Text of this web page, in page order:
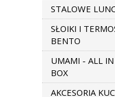
STALOWE
SŁOIKI I
BENTO
UMAMI - ALL
BOX
AKCESORIA